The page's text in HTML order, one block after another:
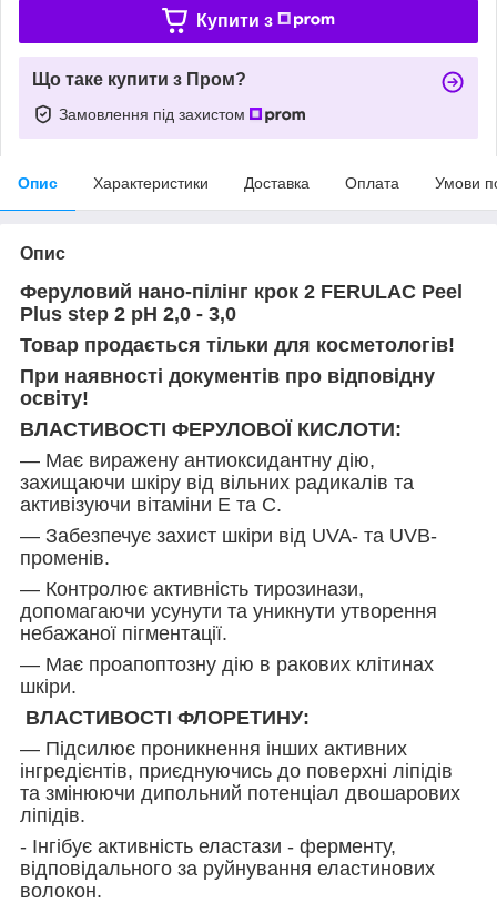
Купити з
Що таке купити з Пром?
Замовлення під захистом
Опис Характеристики Доставка Оплата Умови
Опис
Феруловий нано-пілінг крок 2 FERULAC Peel
Plus step 2 рН 2,0 - 3,0
Товар продається тільки для косметологів!
При наявності документів про відповідну
освіту!
ВЛАСТИВОСТІ ФЕРУЛОВОЇ КИСЛОТИ:
— Має виражену антиоксидантну дію,
захищаючи шкіру від вільних радикалів та
активізуючи вітаміни Е та С.
— Забезпечує захист шкіри від UVA- та UVB-
променів.
— Контролює активність тирозинази,
допомагаючи усунути та уникнути утворення
небажаної пігментації.
— Має проапоптозну дію в ракових клітинах
шкіри.
ВЛАСТИВОСТІ ФЛОРЕТИНУ:
— Підсилює проникнення інших активних
інгредієнтів, приєднуючись до поверхні ліпідів
та змінюючи дипольний потенціал двошарових
ліпідів.
- Інгібує активність еластази - ферменту,
відповідального за руйнування еластинових
волокон.